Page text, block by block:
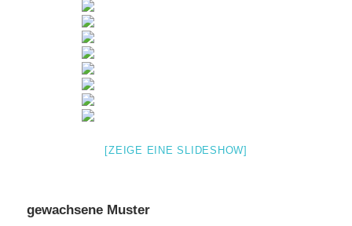
[ZEIGE EINE SLIDESHOW]
gewachsene Muster